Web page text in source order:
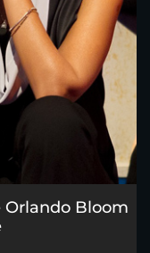
Orlando Bloom